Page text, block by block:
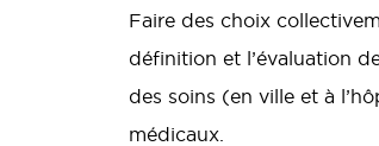
Faire des choix
définition et l’évaluation
des soins (en ville et à
médicaux.